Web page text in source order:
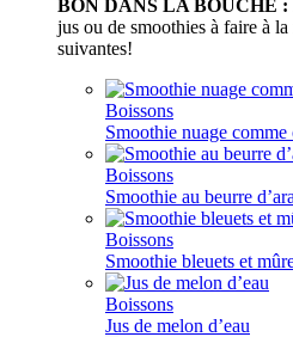
BON DANS LA BOUCHE :
jus ou de smoothies à faire à
suivantes!
Boissons
Smoothie nuage
Boissons
Smoothie au beurre
Boissons
Smoothie bleuets et
Boissons
Jus de melon d’eau